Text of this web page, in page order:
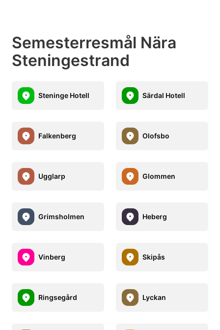
Semesterresmål Nära
Steningestrand
Steninge Hotell Särdal Hotell
Falkenberg Olofsbo
Ugglarp Glommen
Grimsholmen Heberg
Vinberg Skipås
Ringsegård Lyckan